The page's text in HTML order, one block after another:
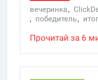
вечеринка,
, победитель,
Прочитай за 6